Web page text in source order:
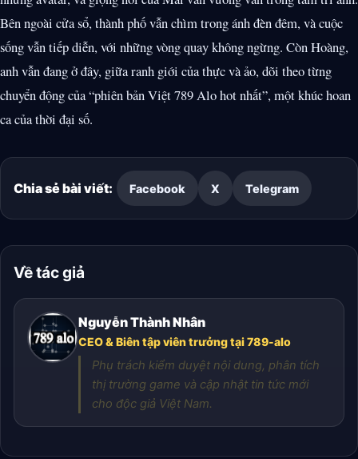
Bên ngoài cửa sổ, thành phố vẫn chìm trong ánh đèn đêm, và cuộc
sống vẫn tiếp diễn, với những vòng quay không ngừng. Còn Hoàng,
anh vẫn đang ở đây, giữa ranh giới của thực và ảo, dõi theo từng
chuyển động của “phiên bản Việt 789 Alo hot nhất”, một khúc hoan
ca của thời đại số.
Chia sẻ bài viết: Facebook X Telegram
Về tác giả
Nguyễn Thành Nhân
CEO & Biên tập viên trưởng tại 789-alo
Phụ trách kiểm duyệt nội dung, phân tích
thị trường game và cập nhật tin tức mới
cho độc giả Việt Nam.